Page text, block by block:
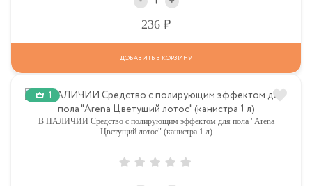
236
ДОБАВИТЬ В КОРЗИНУ
1
В НАЛИЧИИ Средство с полирующим эффектом для пола "Arena
Цветущий лотос" (канистра 1 л)